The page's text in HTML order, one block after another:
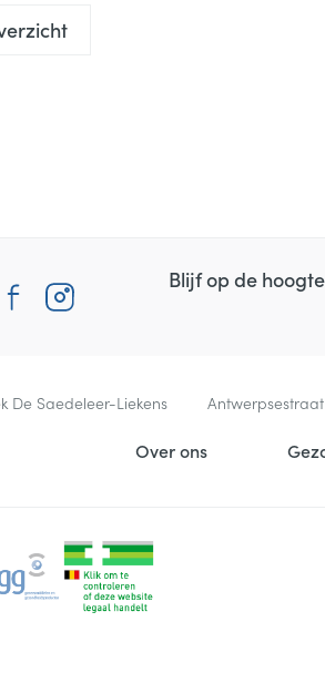
Blijf op de
De Saedeleer-Liekens Antwerpsestraat
Over ons